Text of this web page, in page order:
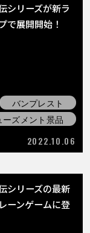
シリーズが新ラ
で展開開始！
バンプレスト
ーズメント景品
2022.10.06
シリーズの最新
ーンゲームに登